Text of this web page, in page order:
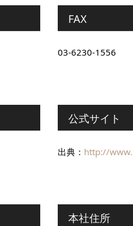
FAX
03-6230-1556
公式サイト
出典： http://
本社住所